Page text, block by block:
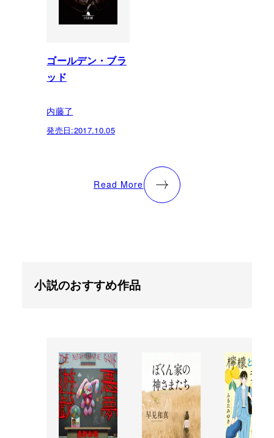
ゴールデン・ブラ
ッド
内藤了
発売日:2017.10.05
Read More
小説のおすすめ作品